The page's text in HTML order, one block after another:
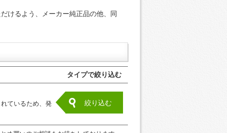
けるよう、メーカー純正品の他、同
タイプで絞り込む
ているため、発
絞り込む